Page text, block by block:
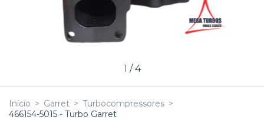
1 /4
Início > Garret > Turbocompressores >
466154-5015 - Turbo Garret